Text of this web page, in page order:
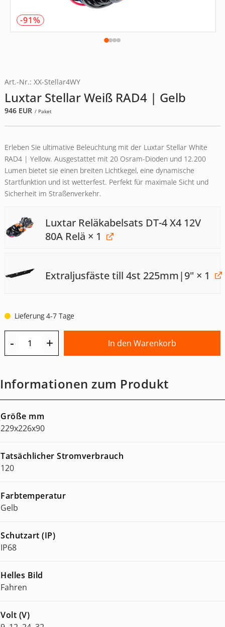
-91%
Art.-Nr.: XX-Stellar4WY
Luxtar Stellar Weiß RAD4 | Gelb
946 EUR / Paket
Erleben Sie ultimative Beleuchtung mit der Luxtar Stellar White
RAD4 | Yellow. Ausgestattet mit 20 Osram-Dioden und 12.200
Lumen bietet sie einen breiten Lichtkegel, eine dynamische
Startfunktion und ist wetterfest. Perfekt für maximale Sicht und
Sicherheit im Straßenverkehr.
Luxtar Reläkabelsats DT-4 X4 12V
80A Relä × 1
Extraljusfäste till 4st 225mm|9" × 1
Lieferung 4-7 Tage
- + In den Warenkorb
Informationen zum Produkt
Größe mm
229x226x90
Tatsächlicher Stromverbrauch
120
Farbtemperatur
Gelb
Schutzart (IP)
IP68
Helles Bild
Fahren
Volt (V)